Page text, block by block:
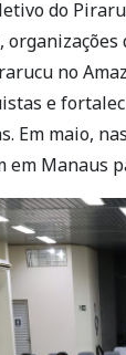
do
no
e
Em maio,
Manaus